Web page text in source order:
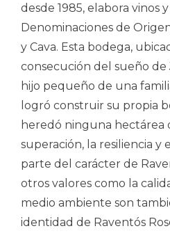
desde 1985, elabora vinos
Denominaciones de
y Cava. Esta bodega,
consecución del sueño de
hijo pequeño de una
logró construir su propia
heredó ninguna hectárea
superación, la resiliencia y
parte del carácter de
otros valores como la
medio ambiente son
identidad de Raventós